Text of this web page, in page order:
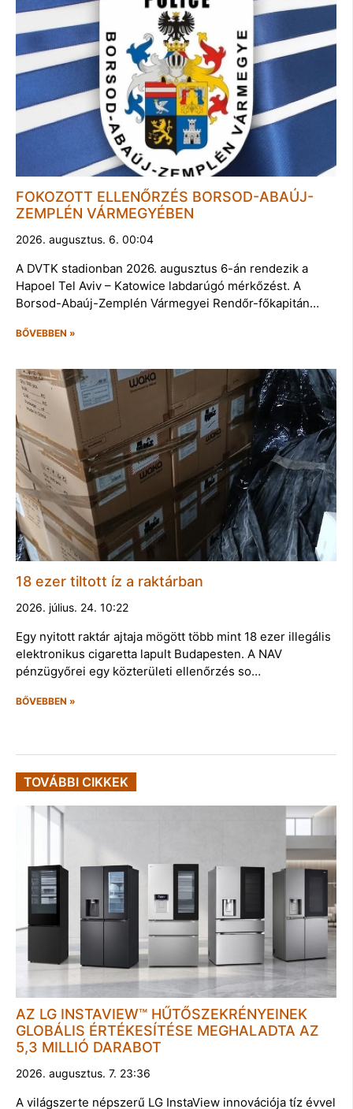
FOKOZOTT ELLENŐRZÉS BORSOD-ABAÚJ-
ZEMPLÉN VÁRMEGYÉBEN
2026. augusztus. 6. 00:04
A DVTK stadionban 2026. augusztus 6-án rendezik a
Hapoel Tel Aviv – Katowice labdarúgó mérkőzést. A
Borsod-Abaúj-Zemplén Vármegyei Rendőr-főkapitán…
BŐVEBBEN »
18 ezer tiltott íz a raktárban
2026. július. 24. 10:22
Egy nyitott raktár ajtaja mögött több mint 18 ezer illegális
elektronikus cigaretta lapult Budapesten. A NAV
pénzügyőrei egy közterületi ellenőrzés so…
BŐVEBBEN »
TOVÁBBI CIKKEK
AZ LG INSTAVIEW™ HŰTŐSZEKRÉNYEINEK
GLOBÁLIS ÉRTÉKESÍTÉSE MEGHALADTA AZ
5,3 MILLIÓ DARABOT
2026. augusztus. 7. 23:36
A világszerte népszerű LG InstaView innovációja tíz évvel